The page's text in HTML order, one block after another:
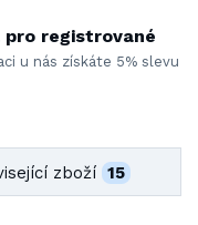
pro registrované
u nás získáte 5% slevu
zboží 15